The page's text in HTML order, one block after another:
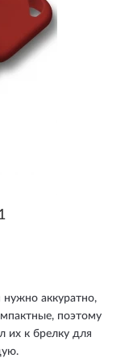
аккуратно,
поэтому
их к брелку для